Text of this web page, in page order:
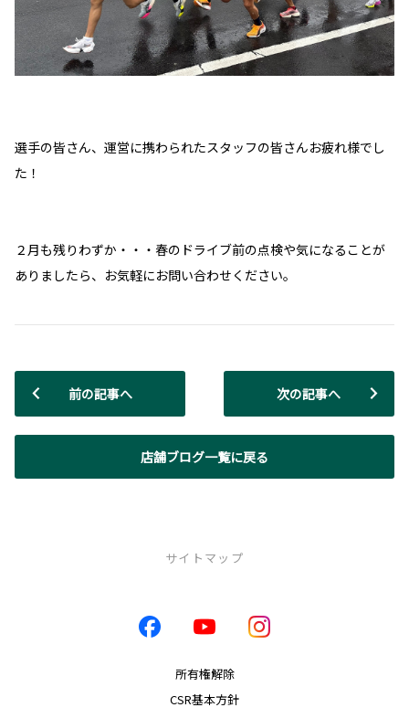
選手の皆さん、運営に携わられたスタッフの皆さんお疲れ様でし
た！
２月も残りわずか・・・春のドライブ前の点検や気になることが
ありましたら、お気軽にお問い合わせください。
前の記事へ
店舗ブログ一覧に戻る
次の記事へ
サイトマップ
所有権解除
CSR基本方針